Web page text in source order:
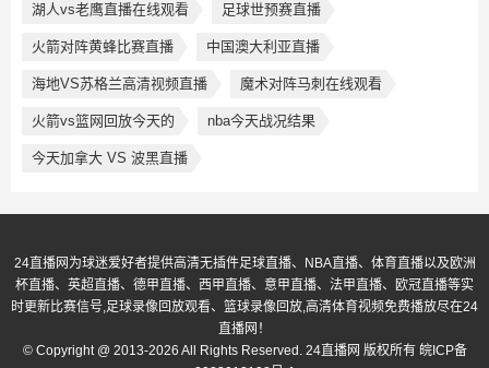
湖人vs老鹰直播在线观看 足球世预赛直播
火箭对阵黄蜂比赛直播 中国澳大利亚直播
海地VS苏格兰高清视频直播 魔术对阵马刺在线观看
火箭vs篮网回放今天的 nba今天战况结果
今天加拿大 VS 波黑直播
24直播网为球迷爱好者提供高清无插件足球直播、NBA直播、体育直播以及欧洲
杯直播、英超直播、德甲直播、西甲直播、意甲直播、法甲直播、欧冠直播等实
时更新比赛信号,足球录像回放观看、篮球录像回放,高清体育视频免费播放尽在24
直播网！
© Copyright @ 2013-2026 All Rights Reserved. 24直播网 版权所有 皖ICP备